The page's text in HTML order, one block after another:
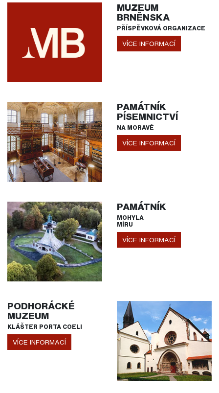
MUZEUM
BRNĚNSKA
PŘÍSPĚVKOVÁ ORGANIZACE
VÍCE INFORMACÍ
PAMÁTNÍK
PÍSEMNICTVÍ
NA MORAVĚ
VÍCE INFORMACÍ
PAMÁTNÍK
MOHYLA
MÍRU
VÍCE INFORMACÍ
PODHORÁCKÉ
MUZEUM
KLÁŠTER PORTA COELI
VÍCE INFORMACÍ